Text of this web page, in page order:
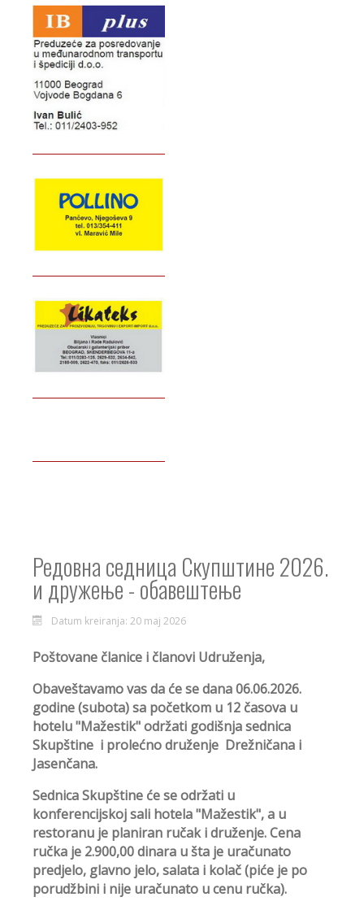
Редовна седница Скупштине 2026.
и дружење - обавештење
Datum kreiranja: 20 maj 2026
Poštovane članice i članovi Udruženja,
Obaveštavamo vas da će se dana 06.06.2026.
godine (subota) sa početkom u 12 časova u
hotelu "Mažestik" održati godišnja sednica
Skupštine i prolećno druženje Drežničana i
Jasenčana.
Sednica Skupštine će se održati u
konferencijskoj sali hotela "Mažestik", a u
restoranu je planiran ručak i druženje. Cena
ručka je 2.900,00 dinara u šta je uračunato
predjelo, glavno jelo, salata i kolač (piće je po
porudžbini i nije uračunato u cenu ručka).